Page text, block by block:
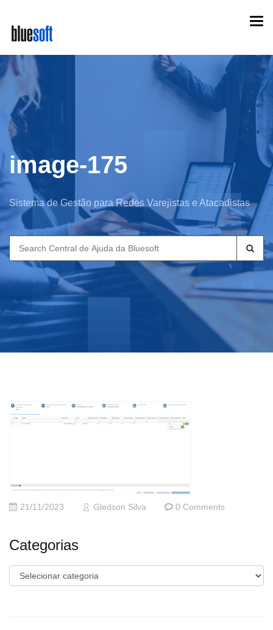
main
content
image-175
Sistema de Gestão para Redes Varejistas e Atacadistas
Search
for:
21/11/2023 Gledson Silva 0 Comments
Categorias
Categorias